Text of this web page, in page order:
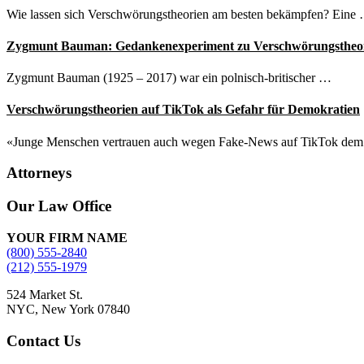
Wie lassen sich Verschwörungstheorien am besten bekämpfen? Eine
Zygmunt Bauman: Gedankenexperiment zu
Zygmunt Bauman (1925 – 2017) war ein polnisch-britischer …
Verschwörungstheorien auf TikTok als Gefahr für Demokratien
«Junge Menschen vertrauen auch wegen Fake-News auf TikTok
Attorneys
Site
Footer
Our Law Office
YOUR FIRM NAME
(800) 555-2840
(212) 555-1979
524 Market St.
NYC, New York 07840
Contact Us